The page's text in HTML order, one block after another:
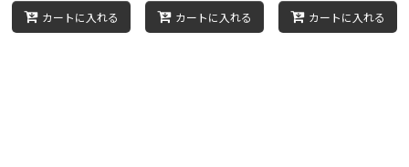
カートに入れる カートに入れる カートに入れる